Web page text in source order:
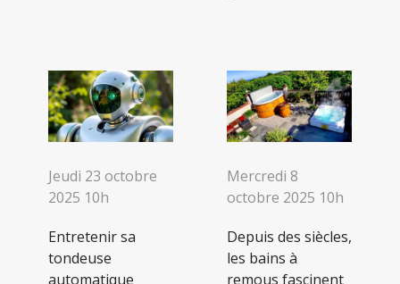
Jeudi 23 octobre
2025 10h
Entretenir sa
tondeuse
automatique
Mercredi 8
octobre 2025 10h
Depuis des siècles,
les bains à
remous fascinent